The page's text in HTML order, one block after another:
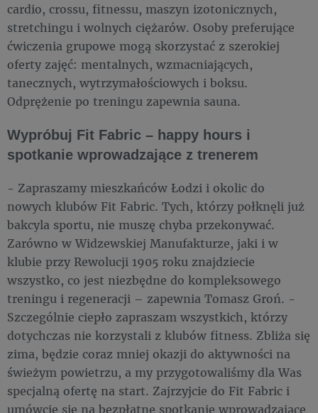
cardio, crossu, fitnessu, maszyn izotonicznych,
stretchingu i wolnych ciężarów. Osoby preferujące
ćwiczenia grupowe mogą skorzystać z szerokiej
oferty zajęć: mentalnych, wzmacniających,
tanecznych, wytrzymałościowych i boksu.
Odprężenie po treningu zapewnia sauna.
Wypróbuj Fit Fabric – happy hours i
spotkanie wprowadzające z trenerem
- Zapraszamy mieszkańców Łodzi i okolic do
nowych klubów Fit Fabric. Tych, którzy połknęli już
bakcyla sportu, nie muszę chyba przekonywać.
Zarówno w Widzewskiej Manufakturze, jaki i w
klubie przy Rewolucji 1905 roku znajdziecie
wszystko, co jest niezbędne do kompleksowego
treningu i regeneracji – zapewnia Tomasz Groń. -
Szczególnie ciepło zapraszam wszystkich, którzy
dotychczas nie korzystali z klubów fitness. Zbliża się
zima, będzie coraz mniej okazji do aktywności na
świeżym powietrzu, a my przygotowaliśmy dla Was
specjalną ofertę na start. Zajrzyjcie do Fit Fabric i
umówcie się na bezpłatne spotkanie wprowadzające